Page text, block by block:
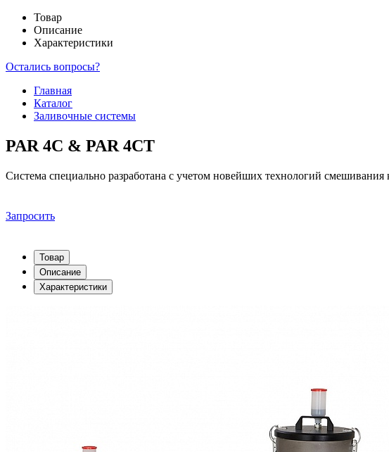
Товар
Описание
Характеристики
Остались вопросы?
Главная
Каталог
Заливочные системы
PAR 4C & PAR 4CT
Система специально разработана с учетом новейших технологий
Запросить
Товар
Описание
Характеристики